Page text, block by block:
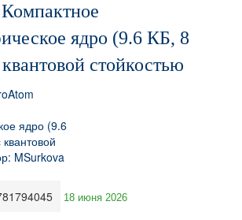
ядро (9.6 КБ, 8
стойкостью
18 июня 2026